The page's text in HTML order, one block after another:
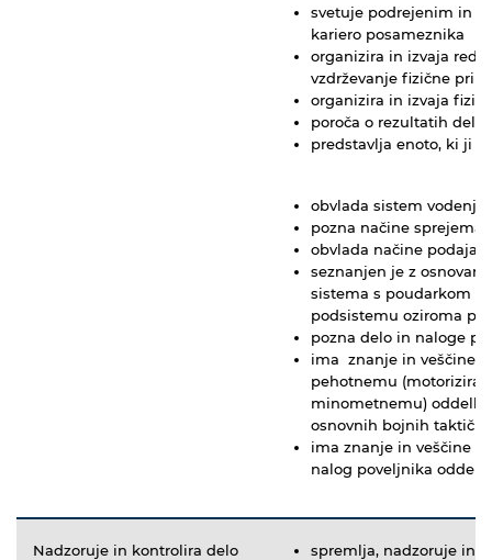
svetuje podrejenim in
kariero posameznika
organizira in izvaja
vzdrževanje fizične
organizira in izvaja
poroča o rezultatih dela
predstavlja enoto, ki ji
obvlada sistem vodenja
pozna načine
obvlada načine
seznanjen je z
sistema s poudarkom
podsistemu oziroma
pozna delo in naloge
ima znanje in veščine
pehotnemu
minometnemu)
osnovnih bojnih
ima znanje in veščine
nalog poveljnika
Nadzoruje in kontrolira delo
spremlja, nadzoruje in